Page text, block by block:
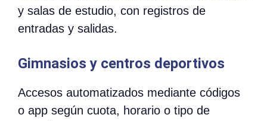
y salas de estudio, con registros de
entradas y salidas.
Gimnasios y centros deportivos
Accesos automatizados mediante códigos
o app según cuota, horario o tipo de